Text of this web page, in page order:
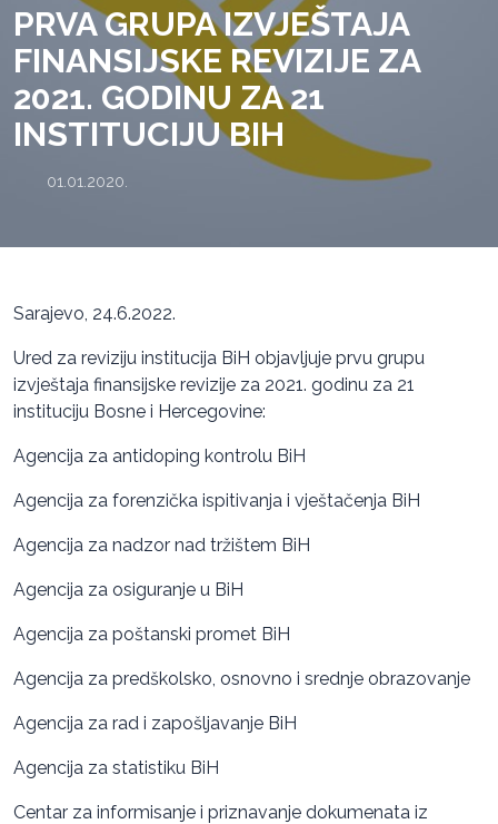
PRVA GRUPA IZVJEŠTAJA
FINANSIJSKE REVIZIJE ZA
2021. GODINU ZA 21
INSTITUCIJU BIH
01.01.2020.
Sarajevo, 24.6.2022.
Ured za reviziju institucija BiH objavljuje prvu grupu
izvještaja finansijske revizije za 2021. godinu za 21
instituciju Bosne i Hercegovine:
Agencija za antidoping kontrolu BiH
Agencija za forenzička ispitivanja i vještačenja BiH
Agencija za nadzor nad tržištem BiH
Agencija za osiguranje u BiH
Agencija za poštanski promet BiH
Agencija za predškolsko, osnovno i srednje obrazovanje
Agencija za rad i zapošljavanje BiH
Agencija za statistiku BiH
Centar za informisanje i priznavanje dokumenata iz